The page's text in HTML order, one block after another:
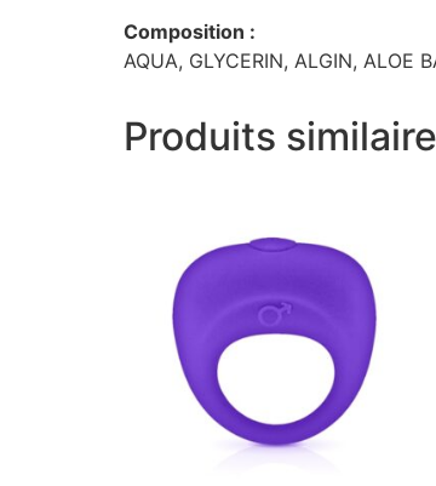
Composition :
AQUA, GLYCERIN, ALGIN, ALOE
Produits